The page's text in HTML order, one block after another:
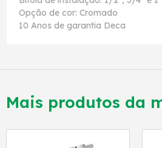
Opção de cor: Cromado
10 Anos de garantia Deca
Mais produtos da